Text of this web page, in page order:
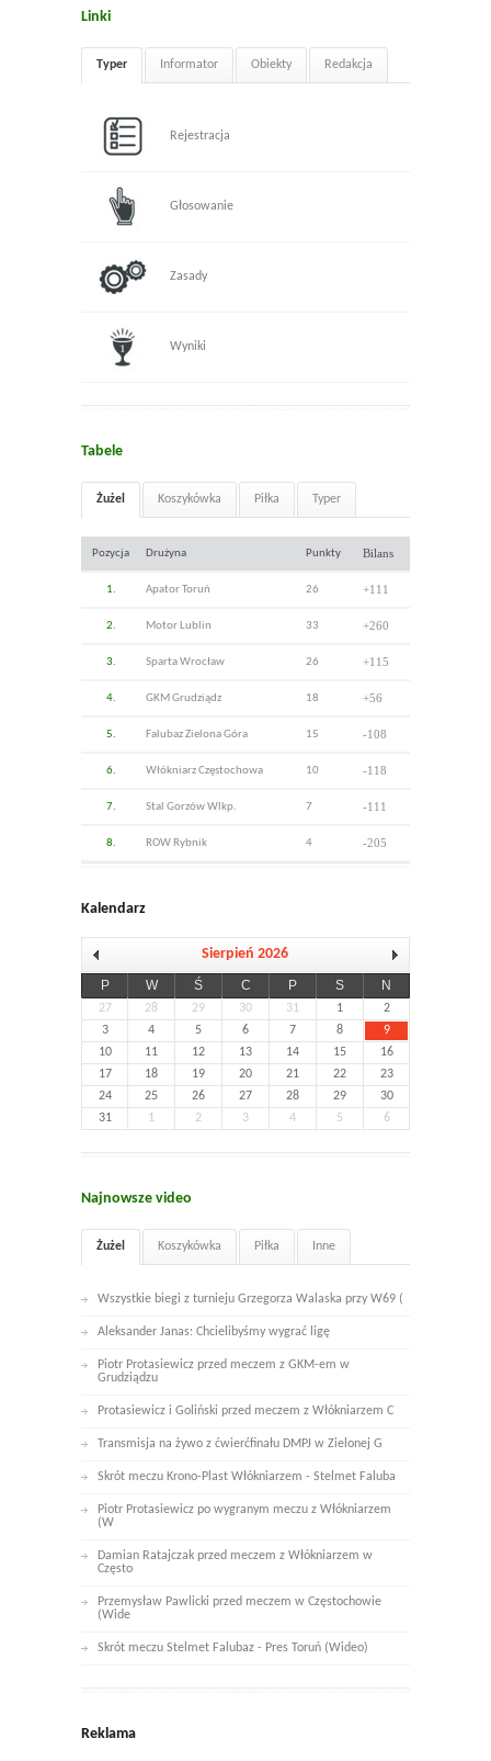
Linki
Typer Informator Obiekty Redakcja
Rejestracja
Głosowanie
Zasady
Wyniki
Tabele
Żużel Koszykówka Piłka Typer
Pozycja Drużyna Punkty Bilans
1. Apator Toruń 26 +111
2. Motor Lublin 33 +260
3. Sparta Wrocław 26 +115
4. GKM Grudziądz 18 +56
5. Falubaz Zielona Góra 15 -108
6. Włókniarz Częstochowa 10 -118
7. Stal Gorzów Wlkp. 7 -111
8. ROW Rybnik 4 -205
Kalendarz
Sierpień 2026
P W Ś C P S N
27 28 29 30 31 1
2
3
4 5 6 7 8
9
10
11 12 13 14 15
16
17
18 19 20 21 22
23
24
25 26 27 28 29
30
31
1 2 3 4 5 6
Najnowsze video
Żużel Koszykówka Piłka Inne
Wszystkie biegi z turnieju Grzegorza Walaska przy W69 (
Aleksander Janas: Chcielibyśmy wygrać ligę
Piotr Protasiewicz przed meczem z GKM-em w
Grudziądzu
Protasiewicz i Goliński przed meczem z Włókniarzem C
Transmisja na żywo z ćwierćfinału DMPJ w Zielonej G
Skrót meczu Krono-Plast Włókniarzem - Stelmet Faluba
Piotr Protasiewicz po wygranym meczu z Włókniarzem
(W
Damian Ratajczak przed meczem z Włókniarzem w
Często
Przemysław Pawlicki przed meczem w Częstochowie
(Wide
Skrót meczu Stelmet Falubaz - Pres Toruń (Wideo)
Reklama